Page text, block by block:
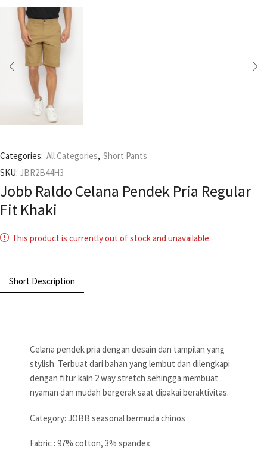
Categories: All Categories, Short Pants
SKU: JBR2B44H3
Jobb Raldo Celana Pendek Pria Regular
Fit Khaki
This product is currently out of stock and unavailable.
Short Description
Celana pendek pria dengan desain dan tampilan yang
stylish. Terbuat dari bahan yang lembut dan dilengkapi
dengan fitur kain 2 way stretch sehingga membuat
nyaman dan mudah bergerak saat dipakai beraktivitas.
Category: JOBB seasonal bermuda chinos
Fabric : 97% cotton, 3% spandex